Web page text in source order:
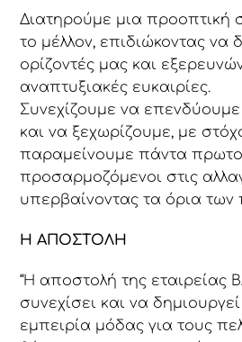
Διατηρούμε μια προοπτική
το μέλλον, επιδιώκοντας να
ορίζοντές μας και
αναπτυξιακές ευκαιρίες.
Συνεχίζουμε να επενδύουμε
και να ξεχωρίζουμε, με
παραμείνουμε πάντα
προσαρμοζόμενοι στις
υπερβαίνοντας τα όρια των
Η ΑΠΟΣΤΟΛΗ
“Η αποστολή της εταιρείας
συνεχίσει και να
εμπειρία μόδας για τους